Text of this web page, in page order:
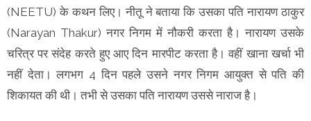
(NEETU) के कथन लिए। नीतू ने बताया कि उसका पति नारायण ठाकुर
(Narayan Thakur) नगर निगम में नौकरी करता है। नारायण उसके
चरित्र पर संदेह करते हुए आए दिन मारपीट करता है। वहीं खाना खर्चा भी
नहीं देता। लगभग 4 दिन पहले उसने नगर निगम आयुक्त से पति की
शिकायत की थी। तभी से उसका पति नारायण उससे नाराज है।